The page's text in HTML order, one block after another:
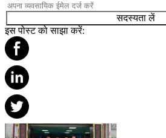
सदस्यता लें
इस पोस्ट को साझा करें: